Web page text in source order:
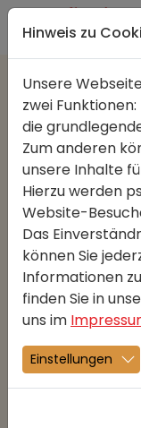
Direkt zur
Direkt zum Inhalt
Brot des
06.05.2022
Das
bekömmlich
Teigführung.
Hinweis zu
Unsere
zwei
die
Zum anderen
unsere Inhalte
Hierzu werden
Website-
Das
können Sie
Informationen
finden Sie in
uns im
Einstellungen